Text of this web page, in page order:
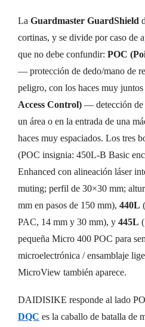
La Guardmaster GuardShield
cortinas, y se divide por caso de
que no debe confundir: POC
— protección de dedo/mano de
peligro, con los haces muy
Access Control) — detección de
un área o en la entrada de una
haces muy espaciados. Los tres
(POC insignia: 450L-B Basic
Enhanced con alineación láser
muting; perfil de 30×30 mm;
mm en pasos de 150 mm), 440L
PAC, 14 mm y 30 mm), y 445L
pequeña Micro 400 POC para
microelectrónica / ensamblaje
MicroView también aparece.
DAIDISIKE responde al lado
DQC es la caballo de batalla de